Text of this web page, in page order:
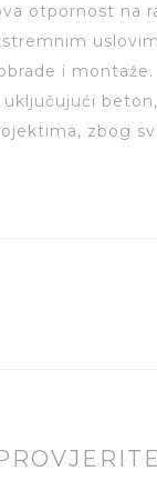
otpornost na
i
zbog